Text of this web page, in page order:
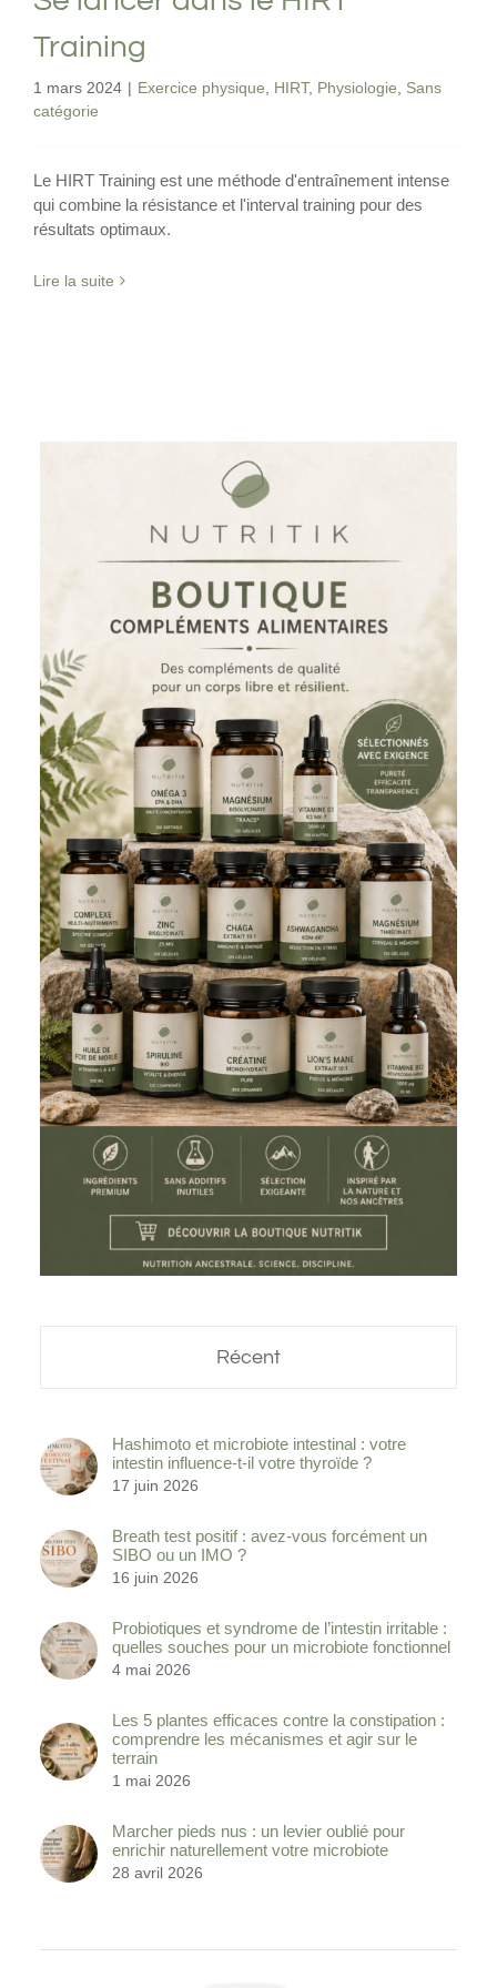
Training
1 mars 2024 | Exercice physique HIRT, Physiologie
Sans
catégorie
Le HIRT Training est une méthode d'entraînement intense
qui combine la résistance et l'interval training pour des
résultats optimaux.
Lire la suite
Récent
Hashimoto et microbiote intestinal : votre
intestin influence-t-il votre thyroïde ?
17 juin 2026
Breath test positif : avez-vous forcément un
SIBO ou un IMO ?
16 juin 2026
Probiotiques et syndrome de l’intestin irritable :
quelles souches pour un microbiote fonctionnel
4 mai 2026
Les 5 plantes efficaces contre la constipation :
comprendre les mécanismes et agir sur le
terrain
1 mai 2026
Marcher pieds nus : un levier oublié pour
enrichir naturellement votre microbiote
28 avril 2026